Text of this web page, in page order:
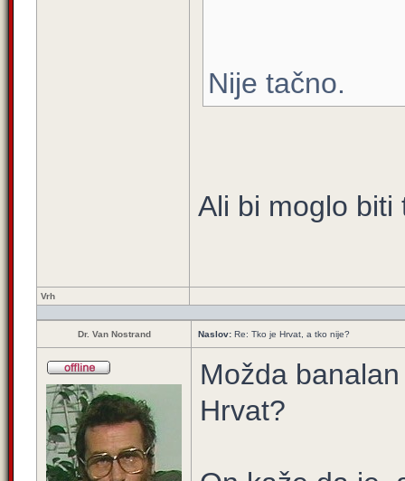
Nije tačno.
Ali bi moglo biti
Vrh
Dr. Van Nostrand Naslov: Re: Tko je Hrvat, a tko nije?
Možda
Hrvat?